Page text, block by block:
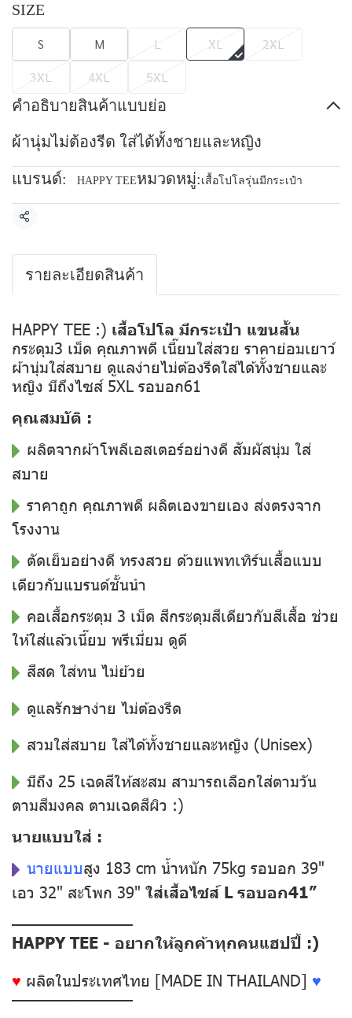
SIZE
S M L XL
2XL
3XL
4XL 5XL
คำอธิบายสินค้าแบบย่อ
ผ้านุ่มไม่ต้องรีด ใส่ได้ทั้งชายและหญิง
แบรนด์: HAPPY TEEหมวดหมู่: เสื้อโปโลรุ่นมีกระเป๋า
แชร์
รายละเอียดสินค้า
HAPPY TEE :) เสื้อโปโล มีกระเป๋า แขนสั้น
กระดุม3 เม็ด คุณภาพดี เนี๊ยบใส่สวย ราคาย่อมเยาว์
ผ้านุ่มใส่สบาย ดูแลง่ายไม่ต้องรีดใส่ได้ทั้งชายและ
หญิง มีถึงไซส์ 5XL รอบอก61
คุณสมบัติ :
ผลิตจากผ้าโพลีเอสเตอร์อย่างดี สัมผัสนุ่ม ใส่
สบาย
ราคาถูก คุณภาพดี ผลิตเองขายเอง ส่งตรงจาก
โรงงาน
ตัดเย็บอย่างดี ทรงสวย ด้วยแพทเทิร์นเสื้อแบบ
เดียวกับแบรนด์ชั้นนำ
คอเสื้อกระดุม 3 เม็ด สีกระดุมสีเดียวกับสีเสื้อ ช่วย
ให้ใส่แล้วเนี๊ยบ พรีเมี่ยม ดูดี
สีสด ใส่ทน ไม่ย้วย
ดูแลรักษาง่าย ไม่ต้องรีด
สวมใส่สบาย ใส่ได้ทั้งชายและหญิง (Unisex)
มีถึง 25 เฉดสีให้สะสม สามารถเลือกใส่ตามวัน
ตามสีมงคล ตามเฉดสีผิว :)
นายแบบใส่ :
นายแบบสูง 183 cm น้ำหนัก 75kg รอบอก 39"
เอว 32" สะโพก 39" ใส่เสื้อไซส์ L รอบอก41”
––––––––––––––
HAPPY TEE - อยากให้ลูกค้าทุกคนแฮปปี้ :)
♥ ผลิตในประเทศไทย [MADE IN THAILAND] ♥
––––––––––––––